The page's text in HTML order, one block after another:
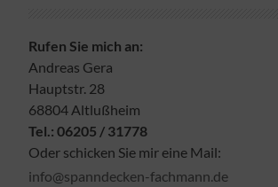
Rufen Sie mich an:
Andreas Gera
Hauptstr. 28
68804 Altlußheim
Tel.: 06205 / 31778
Oder schicken Sie mir eine Mail:
info@spanndecken-fachmann.de